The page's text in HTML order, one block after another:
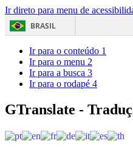
Ir direto para menu de
BRASIL
Ir para o conteúdo 1
Ir para o menu 2
Ir para a busca 3
Ir para o rodapé 4
GTranslate -